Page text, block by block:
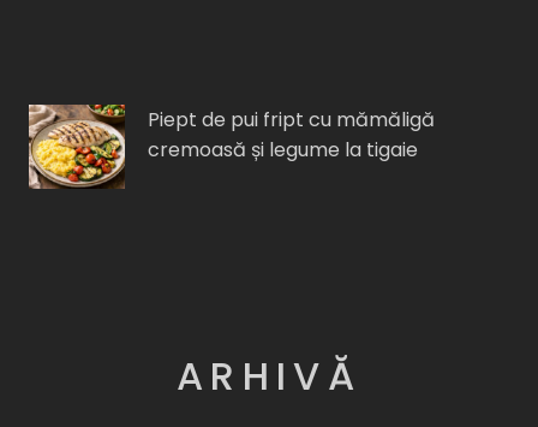
Piept de pui fript cu mămăligă
cremoasă și legume la tigaie
ARHIVĂ